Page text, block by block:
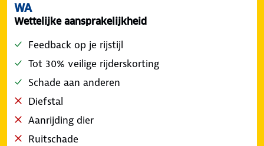
WA
Wettelijke aansprakelijkheid
Feedback op je rijstijl
Tot 30% veilige rijderskorting
Schade aan anderen
Diefstal
Aanrijding dier
Ruitschade